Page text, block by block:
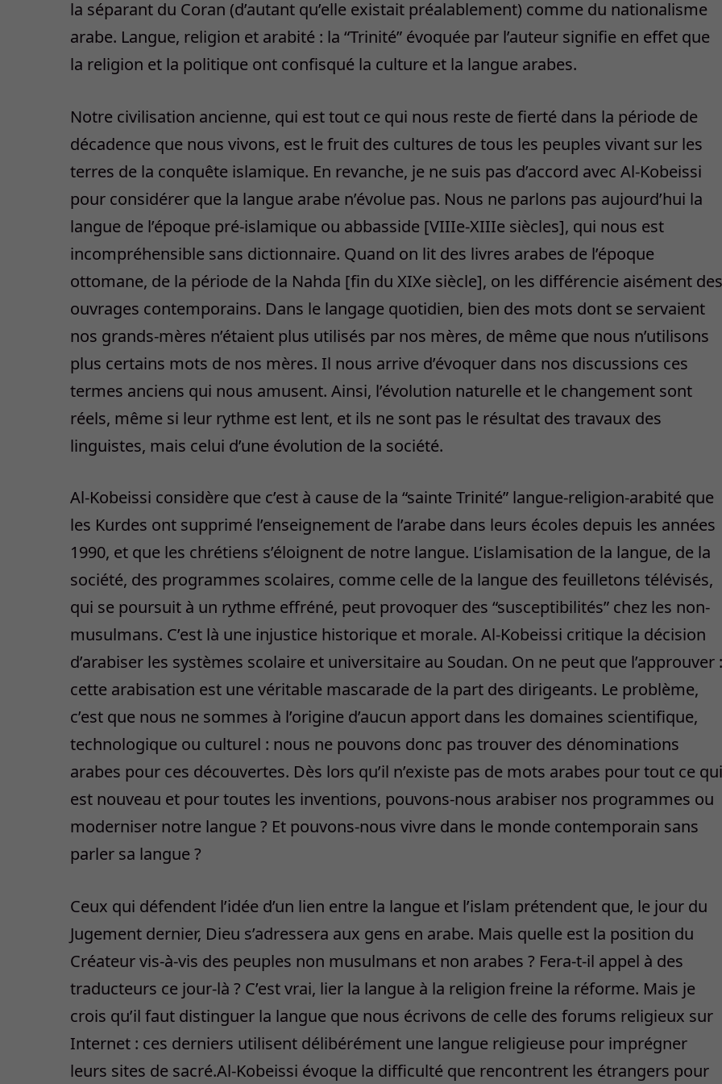
la séparant du Coran (d’autant qu’elle existait préalablement) comme du nationalisme
arabe. Langue, religion et arabité : la “Trinité” évoquée par l’auteur signifie en effet que
la religion et la politique ont confisqué la culture et la langue arabes.
Notre civilisation ancienne, qui est tout ce qui nous reste de fierté dans la période de
décadence que nous vivons, est le fruit des cultures de tous les peuples vivant sur les
terres de la conquête islamique. En revanche, je ne suis pas d’accord avec Al-Kobeissi
pour considérer que la langue arabe n’évolue pas. Nous ne parlons pas aujourd’hui la
langue de l’époque pré-islamique ou abbasside [VIIIe-XIIIe siècles], qui nous est
incompréhensible sans dictionnaire. Quand on lit des livres arabes de l’époque
ottomane, de la période de la Nahda [fin du XIXe siècle], on les différencie aisément des
ouvrages contemporains. Dans le langage quotidien, bien des mots dont se servaient
nos grands-mères n’étaient plus utilisés par nos mères, de même que nous n’utilisons
plus certains mots de nos mères. Il nous arrive d’évoquer dans nos discussions ces
termes anciens qui nous amusent. Ainsi, l’évolution naturelle et le changement sont
réels, même si leur rythme est lent, et ils ne sont pas le résultat des travaux des
linguistes, mais celui d’une évolution de la société.
Al-Kobeissi considère que c’est à cause de la “sainte Trinité” langue-religion-arabité que
les Kurdes ont supprimé l’enseignement de l’arabe dans leurs écoles depuis les années
1990, et que les chrétiens s’éloignent de notre langue. L’islamisation de la langue, de la
société, des programmes scolaires, comme celle de la langue des feuilletons télévisés,
qui se poursuit à un rythme effréné, peut provoquer des “susceptibilités” chez les non-
musulmans. C’est là une injustice historique et morale. Al-Kobeissi critique la décision
d’arabiser les systèmes scolaire et universitaire au Soudan. On ne peut que l’approuver :
cette arabisation est une véritable mascarade de la part des dirigeants. Le problème,
c’est que nous ne sommes à l’origine d’aucun apport dans les domaines scientifique,
technologique ou culturel : nous ne pouvons donc pas trouver des dénominations
arabes pour ces découvertes. Dès lors qu’il n’existe pas de mots arabes pour tout ce qui
est nouveau et pour toutes les inventions, pouvons-nous arabiser nos programmes ou
moderniser notre langue ? Et pouvons-nous vivre dans le monde contemporain sans
parler sa langue ?
Ceux qui défendent l’idée d’un lien entre la langue et l’islam prétendent que, le jour du
Jugement dernier, Dieu s’adressera aux gens en arabe. Mais quelle est la position du
Créateur vis-à-vis des peuples non musulmans et non arabes ? Fera-t-il appel à des
traducteurs ce jour-là ? C’est vrai, lier la langue à la religion freine la réforme. Mais je
crois qu’il faut distinguer la langue que nous écrivons de celle des forums religieux sur
Internet : ces derniers utilisent délibérément une langue religieuse pour imprégner
leurs sites de sacré.Al-Kobeissi évoque la difficulté que rencontrent les étrangers pour